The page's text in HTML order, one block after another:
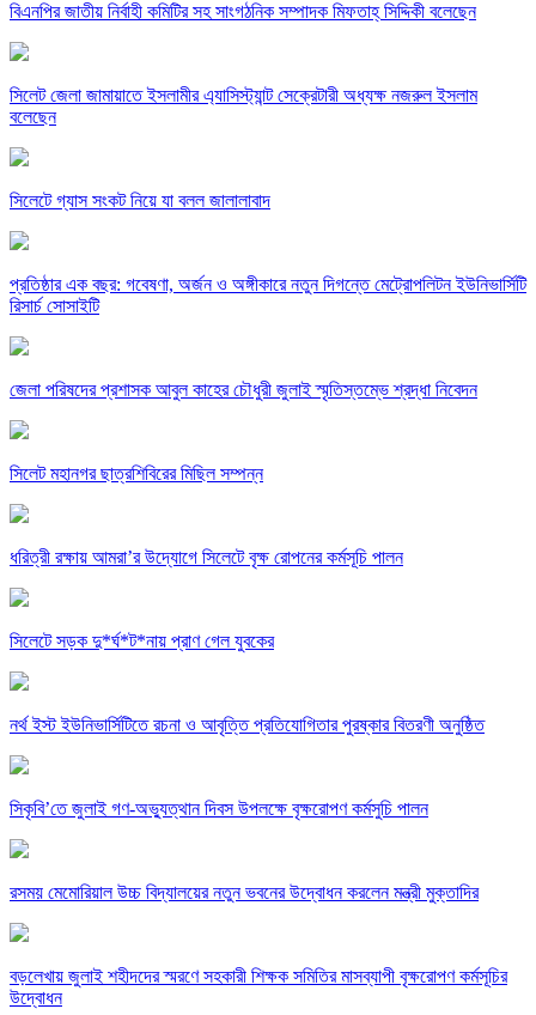
বিএনপির জাতীয় নির্বাহী কমিটির সহ সাংগঠনিক সম্পাদক মিফতাহ্ সিদ্দিকী বলেছেন
সিলেট জেলা জামায়াতে ইসলামীর এ্যাসিস্ট্যান্ট সেক্রেটারী অধ্যক্ষ নজরুল ইসলাম
বলেছেন
সিলেটে গ্যাস সংকট নিয়ে যা বলল জালালাবাদ
প্রতিষ্ঠার এক বছর: গবেষণা, অর্জন ও অঙ্গীকারে নতুন দিগন্তে মেট্রোপলিটন ইউনিভার্সিটি
রিসার্চ সোসাইটি
জেলা পরিষদের প্রশাসক আবুল কাহের চৌধুরী জুলাই স্মৃতিস্তম্ভে শ্রদ্ধা নিবেদন
সিলেট মহানগর ছাত্রশিবিরের মিছিল সম্পন্ন
ধরিত্রী রক্ষায় আমরা’র উদ্যোগে সিলেটে বৃক্ষ রোপনের কর্মসূচি পালন
সিলেটে সড়ক দু*র্ঘ*ট*নায় প্রাণ গেল যুবকের
নর্থ ইস্ট ইউনিভার্সিটিতে রচনা ও আবৃত্তি প্রতিযোগিতার পুরষ্কার বিতরণী অনুষ্ঠিত
সিকৃবি’তে জুলাই গণ-অভ্যুত্থান দিবস উপলক্ষে বৃক্ষরোপণ কর্মসুচি পালন
রসময় মেমোরিয়াল উচ্চ বিদ্যালয়ের নতুন ভবনের উদ্বোধন করলেন মন্ত্রী মুক্তাদির
বড়লেখায় জুলাই শহীদদের স্মরণে সহকারী শিক্ষক সমিতির মাসব্যাপী বৃক্ষরোপণ কর্মসূচির
উদ্বোধন